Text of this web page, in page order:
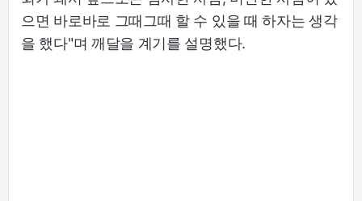
으면 바로바로 그때그때 할 수 있을 때 하자는 생각
을 했다"며 깨달을 계기를 설명했다.